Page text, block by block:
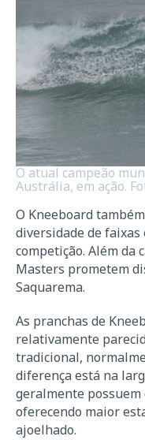
O atual campeão
Austrália, em ação.
O Kneeboard
diversidade de
competição. Além da
Masters prometem
Saquarema.
As pranchas de
relativamente
tradicional,
diferença está na
geralmente possuem
oferecendo maior
ajoelhado.